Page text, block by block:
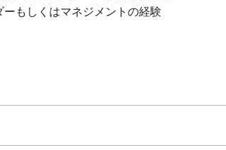
ーもしくはマネジメントの経験